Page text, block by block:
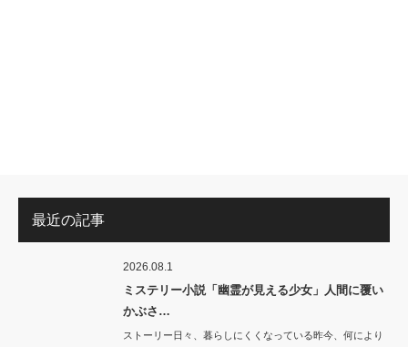
最近の記事
2026.08.1
ミステリー小説「幽霊が見える少女」人間に覆い
かぶさ…
ストーリー日々、暮らしにくくなっている昨今、何により